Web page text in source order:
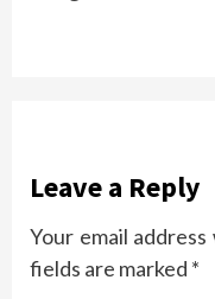
Leave a Reply
Your email
fields are marked *